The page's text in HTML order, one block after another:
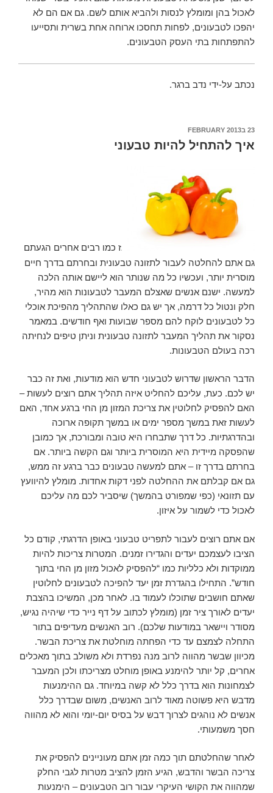
לאכול בהן ומומלץ לנסות ולהביא אותם לשם. גם אם הם לא
יהפכו לטבעונים, לפחות תחסכו ארוחה אחת בשרית ותסייעו
להתפתחות בתי העסק הטבעונים.
נכתב על-ידי נדב ברגר.
POSTED
ON
23 בFEBRUARY 2013
איך להתחיל להיות טבעוני
אז כמו רבים אחרים הגעתם
גם אתם להחלטה לעבור לתזונה טבעונית ובחרתם בדרך חיים
מוסרית יותר, ועכשיו כל מה שנותר הוא ליישם אותה הלכה
למעשה. ישנם אנשים שאצלם המעבר לטבעונות הוא מהיר,
חלק ונטול כל דרמה, אך יש גם כאלו שהתהליך מהפיכת אוכלי
כל לטבעונים לוקח להם מספר שבועות ואף חודשים. במאמר
נסקור את תהליך המעבר לתזונה טבעונית וניתן טיפים לנחיתה
רכה בעולם הטבעונות.
הדבר הראשון שדרוש לטבעוני חדש הוא מודעות, ואת זה כבר
יש לכם. כעת, עליכם להחליט איזה תהליך אתם רוצים לעשות –
האם להפסיק לחלוטין את צריכת המזון מן החי ברגע אחד, האם
לעשות זאת במשך מספר ימים או במשך תקופה ארוכה
ובהדרגתיות. כל דרך שתבחרו היא טובה ומבורכת, אך כמובן
שהפסקה מיידית היא המוסרית ביותר וגם הקשה ביותר. אם
בחרתם בדרך זו – אתם למעשה טבעונים כבר ברגע זה ממש,
גם אם קבלתם את ההחלטה לפני דקות אחדות. מומלץ להיוועץ
עם תזונאי (כפי שמפורט בהמשך) שיסביר לכם מה עליכם
לאכול כדי לשמור על איזון.
אם אתם רוצים לעבור לתפריט טבעוני באופן הדרגתי, קודם כל
הציבו לעצמכם יעדים והגדירו זמנים. המטרות צריכות להיות
ממוקדות ולא כלליות כמו “להפסיק לאכול מזון מן החי בתוך
חודש”. התחילו בהגדרת זמן יעד להפיכה לטבעונים לחלוטין
שאתם חושבים שתוכלו לעמוד בו. לאחר מכן, המשיכו בהצבת
יעדים לאורך ציר זמן (מומלץ לכתוב על דף נייר כדי שיהיה נגיש,
מסודר ויישאר במודעות שלכם). רוב האנשים מעדיפים בתור
התחלה לצמצם עד כדי הפחתה מוחלטת את צריכת הבשר.
מכיוון שבשר מהווה לרוב מנה נפרדת ולא משולב בתוך מאכלים
אחרים, קל יותר להימנע באופן מוחלט מצריכתו ולכן המעבר
לצמחונות הוא בדרך כלל לא קשה במיוחד. גם ההימנעות
מדבש היא פשוטה מאוד לרוב האנשים, משום שבדרך כלל
אנשים לא נוהגים לצרוך דבש על בסיס יום-יומי והוא לא מהווה
חסך משמעותי.
לאחר שהחלטתם תוך כמה זמן אתם מעוניינים להפסיק את
צריכה הבשר והדבש, הגיע הזמן להציב מטרות לגבי החלק
שמהווה את הקושי העיקרי עבור רוב הטבעונים – הימנעות